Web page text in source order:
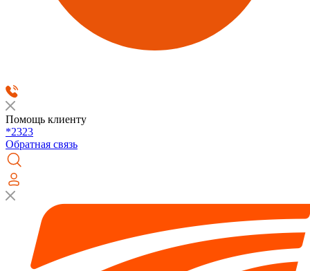
Помощь клиенту
*2323
Обратная связь